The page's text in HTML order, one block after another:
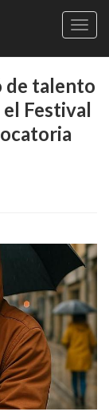
de talento
Festival